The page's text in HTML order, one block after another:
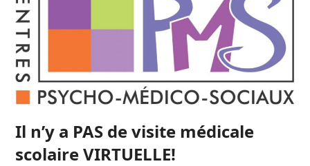
Il n’y a PAS de visite médicale
scolaire VIRTUELLE!